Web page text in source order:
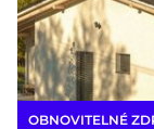
OBNOVITELNÉ